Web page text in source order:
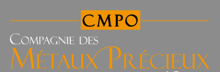
des
Précieux
l'Ouest